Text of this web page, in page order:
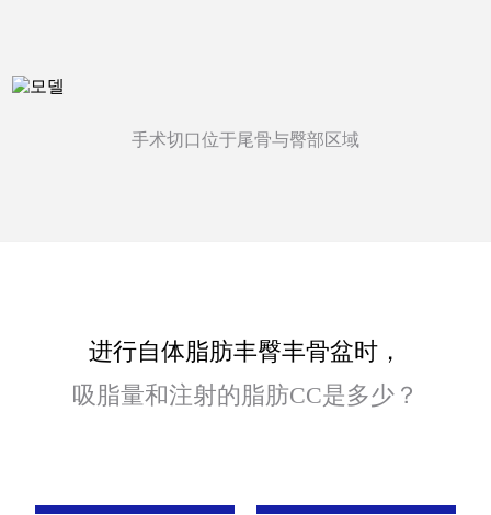
手术切口位于尾骨与臀部区域
进行自体脂肪丰臀丰骨盆时，
吸脂量和注射的脂肪CC是多少？